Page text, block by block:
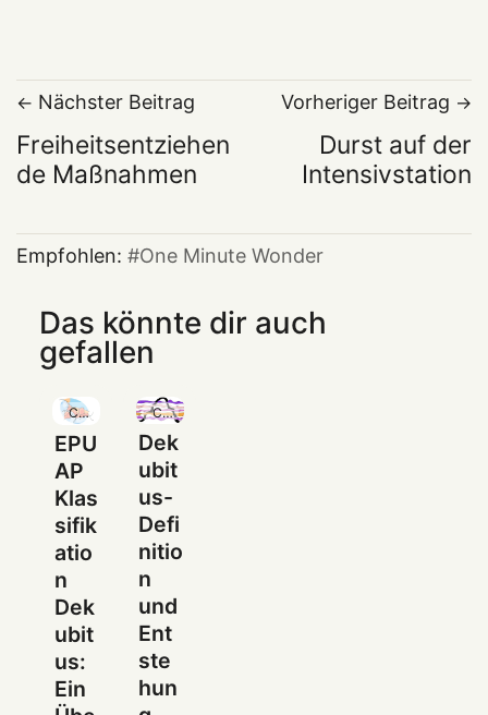
Nächster Beitrag Vorheriger Beitrag
Freiheitsentziehen
de Maßnahmen
Durst auf der
Intensivstation
Empfohlen: One Minute Wonder
Das könnte dir auch
gefallen
Community
EPU
AP
Klas
sifik
atio
n
Dek
ubit
us:
Ein
Community
Dek
ubit
us-
Defi
nitio
n
und
Ent
ste
hun